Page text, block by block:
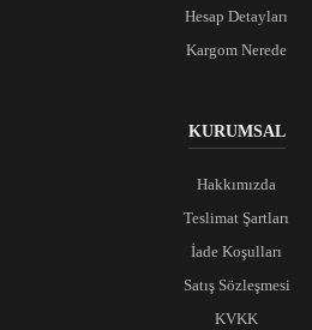
Hesap Detayları
Kargom Nerede
KURUMSAL
Hakkımızda
Teslimat Şartları
İade Koşulları
Satış Sözleşmesi
KVKK